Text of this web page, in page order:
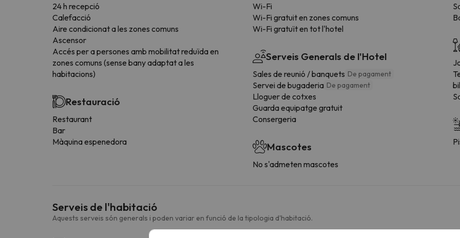
24 h recepció
Calefacció
Aire condicionat a les zones comuns
Ascensor
Accés per a persones amb mobilitat reduïda en
zones comuns (sense bany adaptat a les
habitacions)
Restauració
Restaurant
Bar
Màquina espenedora
Wi-Fi
Wi-Fi gratuit en zones comuns
Wi-Fi gratuït en tot l'hotel
Serveis Generals de l'Hotel
Sales de reunió / banquets De pagament
Servei de bugaderia De pagament
Lloguer de cotxes
Guarda equipatge gratuit
Consergeria
Mascotes
No s'admeten mascotes
Serveis de l'habitació
Aquests serveis són generals i poden variar en funció de la tipologia d'habitació.